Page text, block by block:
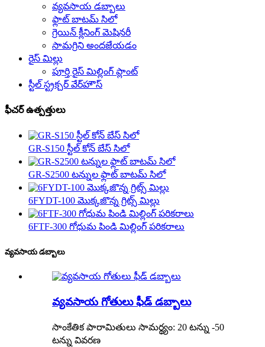
వ్యవసాయ డబ్బాలు
ఫ్లాట్ బాటమ్ సిలో
గ్రెయిన్ క్లీనింగ్ మెషినరీ
సామగ్రిని అందజేయడం
రైస్ మిల్లు
పూర్తి రైస్ మిల్లింగ్ ప్లాంట్
స్టీల్ స్ట్రక్చర్ వేర్‌హౌస్
ఫీచర్ ఉత్పత్తులు
GR-S150 స్టీల్ కోన్ బేస్ సిలో
GR-S2500 టన్నుల ఫ్లాట్ బాటమ్ సిలో
6FYDT-100 మొక్కజొన్న గ్రిట్స్ మిల్లు
6FTF-300 గోధుమ పిండి మిల్లింగ్ పరికరాలు
వ్యవసాయ డబ్బాలు
వ్యవసాయ గోతులు ఫీడ్ డబ్బాలు
సాంకేతిక పారామితులు సామర్థ్యం: 20 టన్ను -50
టన్ను వివరణ